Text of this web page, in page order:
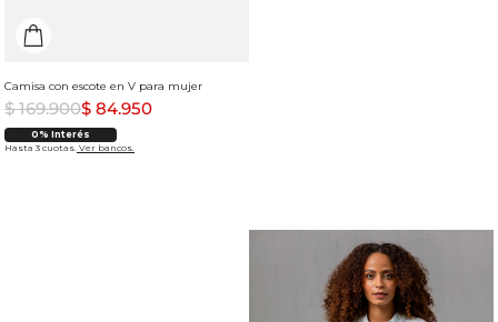
Camisa con escote en V para mujer
$ 169.900$ 84.950
0% Interés
Hasta 3 cuotas. Ver bancos.